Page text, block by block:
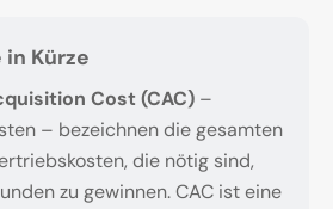
Kürze
Cost (CAC) –
– bezeichnen die gesamten
die nötig sind,
zu gewinnen. CAC ist eine